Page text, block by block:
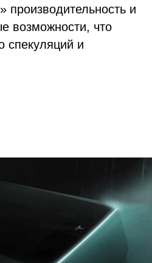
производительность и
возможности, что
спекуляций и